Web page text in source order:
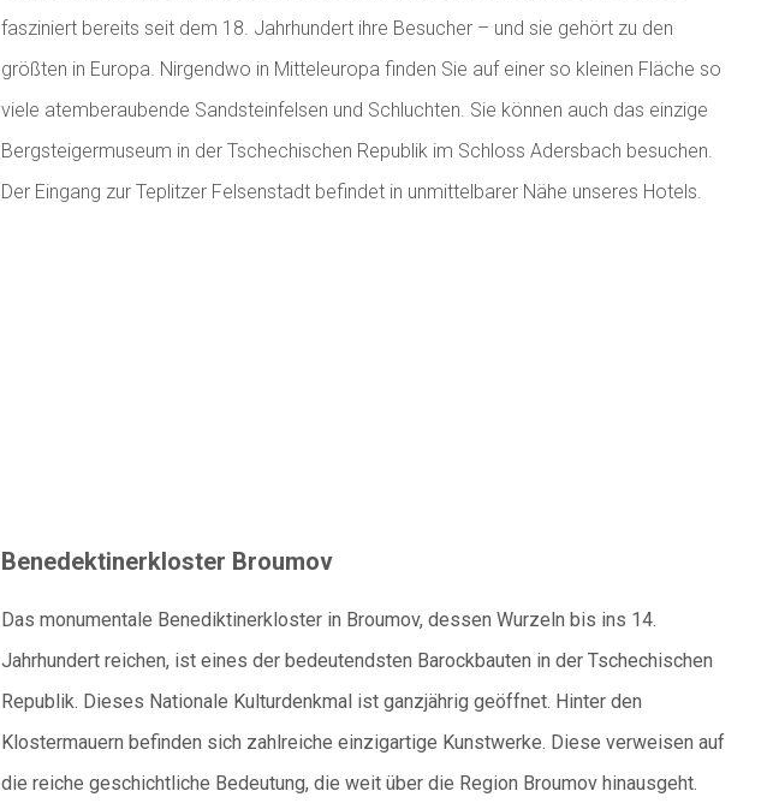
fasziniert bereits seit dem 18. Jahrhundert ihre Besucher – und sie gehört zu den
größten in Europa. Nirgendwo in Mitteleuropa finden Sie auf einer so kleinen Fläche so
viele atemberaubende Sandsteinfelsen und Schluchten. Sie können auch das einzige
Bergsteigermuseum in der Tschechischen Republik im Schloss Adersbach besuchen.
Der Eingang zur Teplitzer Felsenstadt befindet in unmittelbarer Nähe unseres Hotels.
Benedektinerkloster Broumov
Das monumentale Benediktinerkloster in Broumov, dessen Wurzeln bis ins 14.
Jahrhundert reichen, ist eines der bedeutendsten Barockbauten in der Tschechischen
Republik. Dieses Nationale Kulturdenkmal ist ganzjährig geöffnet. Hinter den
Klostermauern befinden sich zahlreiche einzigartige Kunstwerke. Diese verweisen auf
die reiche geschichtliche Bedeutung, die weit über die Region Broumov hinausgeht.